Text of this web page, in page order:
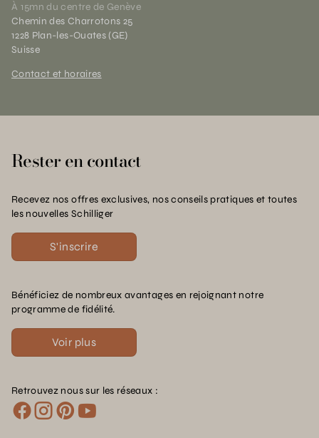
À 15mn du centre de Genève
Chemin des Charrotons 25
1228 Plan-les-Ouates (GE)
Suisse
Contact et horaires
Rester en contact
Recevez nos offres exclusives, nos conseils pratiques et toutes
les nouvelles Schilliger
S'inscrire
Bénéficiez de nombreux avantages en rejoignant notre
programme de fidélité.
Voir plus
Retrouvez nous sur les réseaux :